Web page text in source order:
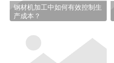
钢材机加工中如何有效控制生
产成本？